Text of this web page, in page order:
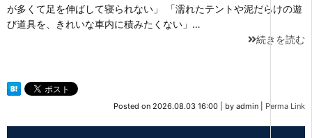
が多くて足を伸ばして寝られない」 「濡れたテントや泥だらけの遊
び道具を、きれいな車内に積みたくない」…
続きを読む
Posted on 2026.08.03 16:00 by admin Perma Link